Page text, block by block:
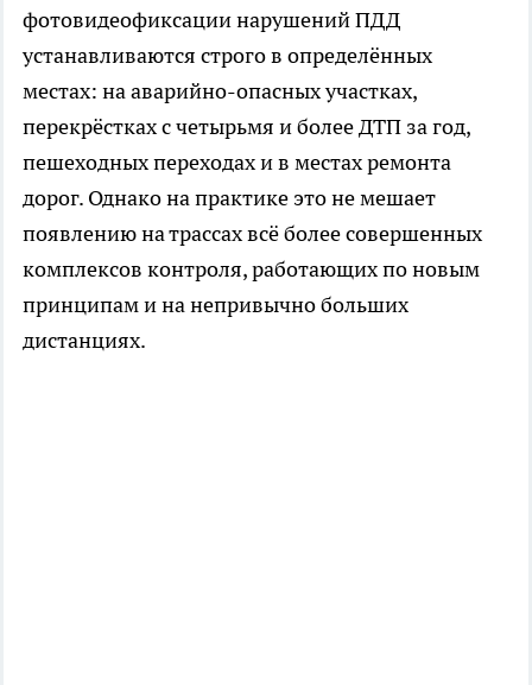
фотовидеофиксации нарушений ПДД
устанавливаются строго в определённых
местах: на аварийно-опасных участках,
перекрёстках с четырьмя и более ДТП за год,
пешеходных переходах и в местах ремонта
дорог. Однако на практике это не мешает
появлению на трассах всё более совершенных
комплексов контроля, работающих по новым
принципам и на непривычно больших
дистанциях.